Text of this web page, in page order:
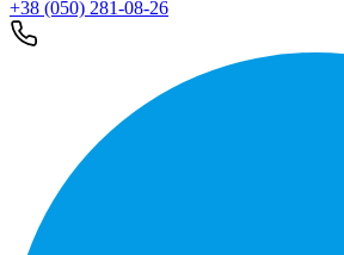
+38 (050) 281-08-26